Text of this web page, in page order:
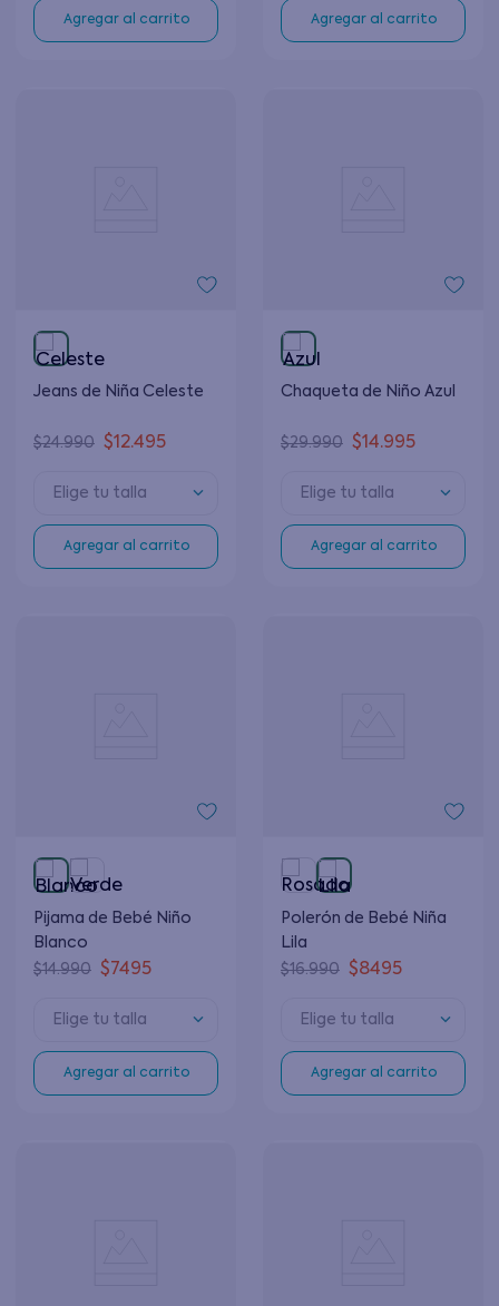
Agregar al carrito Agregar al carrito
Jeans de Niña Celeste
$24.990 $12.495
Elige tu talla
Agregar al carrito
Chaqueta de Niño Azul
$29.990 $14.995
Elige tu talla
Agregar al carrito
Pijama de Bebé Niño
Blanco
$14.990 $7495
Elige tu talla
Agregar al carrito
Polerón de Bebé Niña
Lila
$16.990 $8495
Elige tu talla
Agregar al carrito